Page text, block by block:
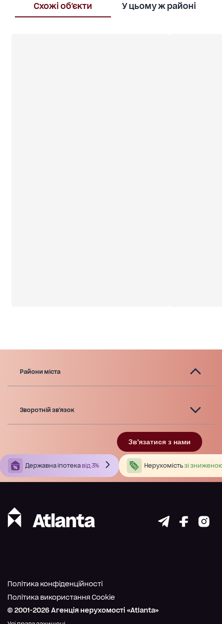
Схожі об'єкти У цьому ж районі
Райони міста
Зворотній зв'язок
Зв'язатися з нами
Державна іпотека від 3% Нерухомістьзі
© 2001-2026 Агенція нерухомості «Atlanta»
Політика конфіденційності
Політика використання Cookie